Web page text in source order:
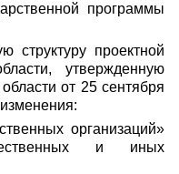
программы
структуру проектной
утвержденную
от 25 сентября
организаций»
и иных